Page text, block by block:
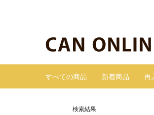
すべての商品 新着商品 再
検索結果